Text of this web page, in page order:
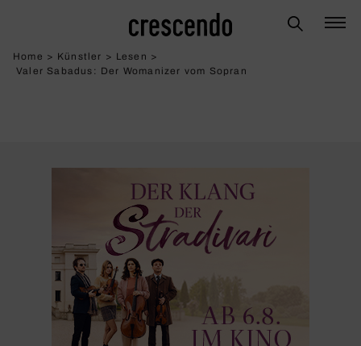
Home > Künstler > Lesen >
Valer Sabadus: Der Woma­nizer vom Sopran